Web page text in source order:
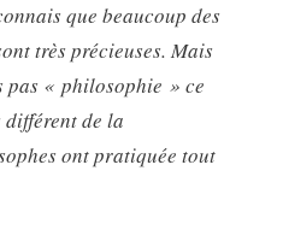
que beaucoup des
très précieuses. Mais
pas « philosophie » ce
différent de la
ont pratiquée tout